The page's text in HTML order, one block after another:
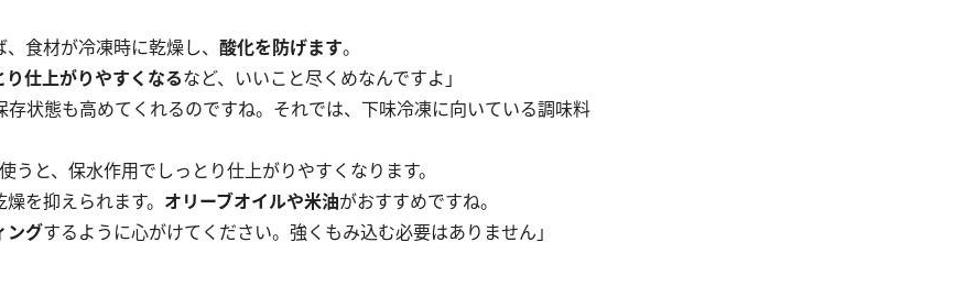
食材が冷凍時に乾燥し、 酸化を防げます。
仕上がりやすくなるなど、いいこと尽くめなんですよ」
状態も高めてくれるのですね。それでは、下味冷凍に向いている調味料
うと、保水作用でしっとり仕上がりやすくなります。
を抑えられます。 オリーブオイルや米油がおすすめですね。
ングするように心がけてください。強くもみ込む必要はありません」